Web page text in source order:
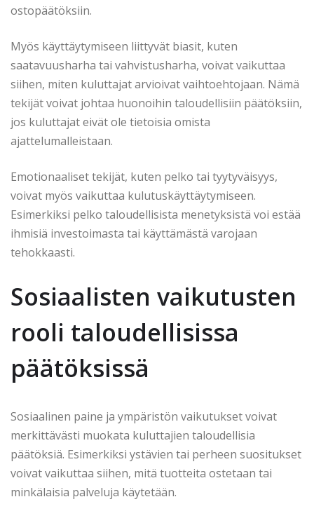
ostopäätöksiin.
Myös käyttäytymiseen liittyvät biasit, kuten
saatavuusharha tai vahvistusharha, voivat vaikuttaa
siihen, miten kuluttajat arvioivat vaihtoehtojaan. Nämä
tekijät voivat johtaa huonoihin taloudellisiin päätöksiin,
jos kuluttajat eivät ole tietoisia omista
ajattelumalleistaan.
Emotionaaliset tekijät, kuten pelko tai tyytyväisyys,
voivat myös vaikuttaa kulutuskäyttäytymiseen.
Esimerkiksi pelko taloudellisista menetyksistä voi estää
ihmisiä investoimasta tai käyttämästä varojaan
tehokkaasti.
Sosiaalisten vaikutusten
rooli taloudellisissa
päätöksissä
Sosiaalinen paine ja ympäristön vaikutukset voivat
merkittävästi muokata kuluttajien taloudellisia
päätöksiä. Esimerkiksi ystävien tai perheen suositukset
voivat vaikuttaa siihen, mitä tuotteita ostetaan tai
minkälaisia palveluja käytetään.